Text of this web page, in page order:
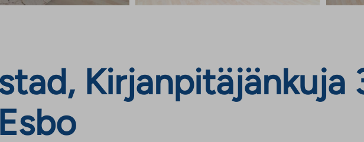
Kirjanpitäjänkuja